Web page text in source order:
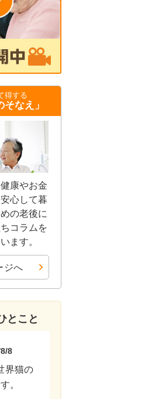
得する
そなえ」
康やお金
心して暮
の老後に
コラムを
ます。
ジへ
とこと
8
界猫の
。